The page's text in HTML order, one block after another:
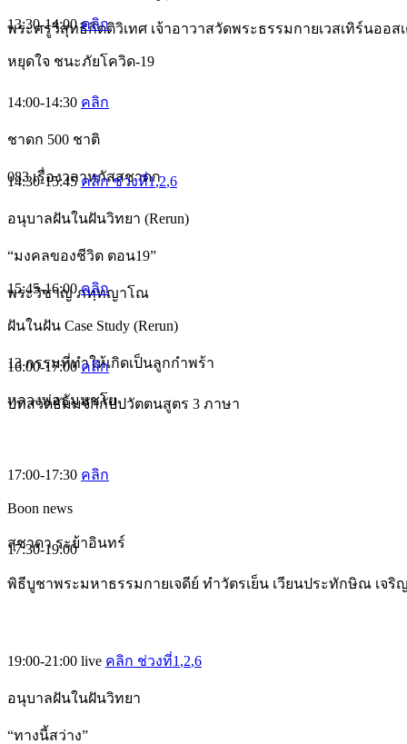
พระครูวิสุทธิกิตติวิเทศ เจ้าอาวาสวัดพระธรรมกายเวสเทิร์นออสเ
13:30-14:00คลิก
หยุดใจ ชนะภัยโควิด-19
14:00-14:30 คลิก
ชาดก 500 ชาติ
083 เรื่องวลาหกัสสชาดก
14:30-15:45คลิก ช่วงที่1,2,6
อนุบาลฝันในฝันวิทยา (Rerun)
“มงคลของชีวิต ตอน19”
พระวิชาญ ภทฺทญาโณ
15:45-16:00คลิก
ฝันในฝัน Case Study (Rerun)
13 กรรมที่ทำให้เกิดเป็นลูกกำพร้า
หลวงพ่อธัมมชโย
16:00-17:00คลิก
บทสวดธัมมจักกัปปวัตตนสูตร 3 ภาษา
17:00-17:30 คลิก
Boon news
สุชาดา ระย้าอินทร์
17:30-19:00
พิธีบูชาพระมหาธรรมกายเจดีย์ ทำวัตรเย็น เวียนประทักษิณ เจ
19:00-21:00 live คลิก ช่วงที่1 ,2,6
อนุบาลฝันในฝันวิทยา
“ทางนี้สว่าง”